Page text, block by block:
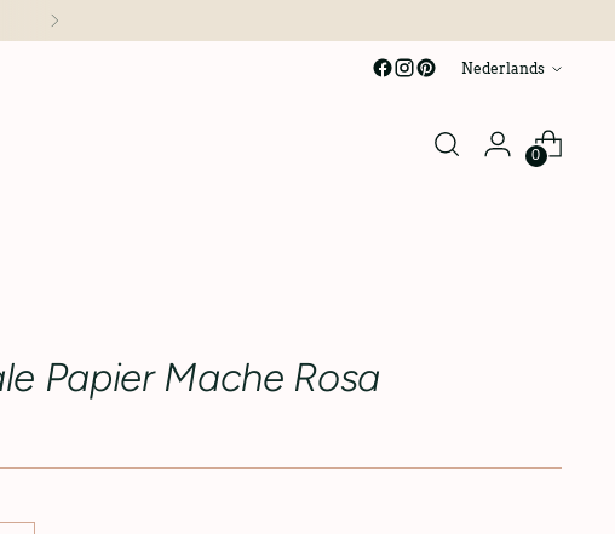
taal
Nederlands
0
Papier Mache Rosa